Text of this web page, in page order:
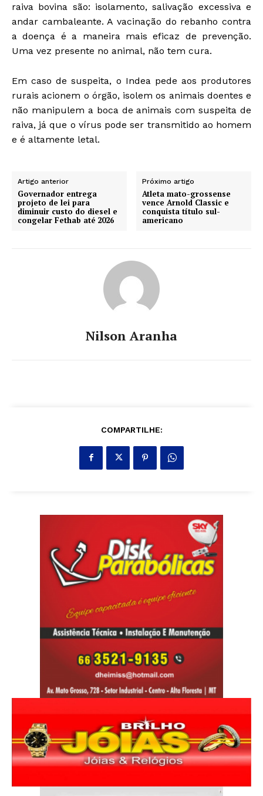
raiva bovina são: isolamento, salivação excessiva e
andar cambaleante. A vacinação do rebanho contra
a doença é a maneira mais eficaz de prevenção.
Uma vez presente no animal, não tem cura.
Em caso de suspeita, o Indea pede aos produtores
rurais acionem o órgão, isolem os animais doentes e
não manipulem a boca de animais com suspeita de
raiva, já que o vírus pode ser transmitido ao homem
e é altamente letal.
Artigo anterior
Governador entrega
projeto de lei para
diminuir custo do diesel e
congelar Fethab até 2026
Próximo artigo
Atleta mato-grossense
vence Arnold Classic e
conquista título sul-
americano
Nilson Aranha
COMPARTILHE: